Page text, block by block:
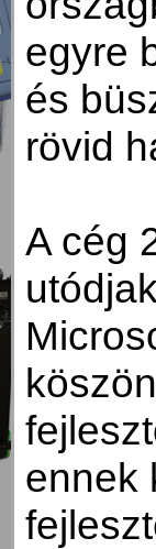
egyre
és
rövid
A cég
ennek